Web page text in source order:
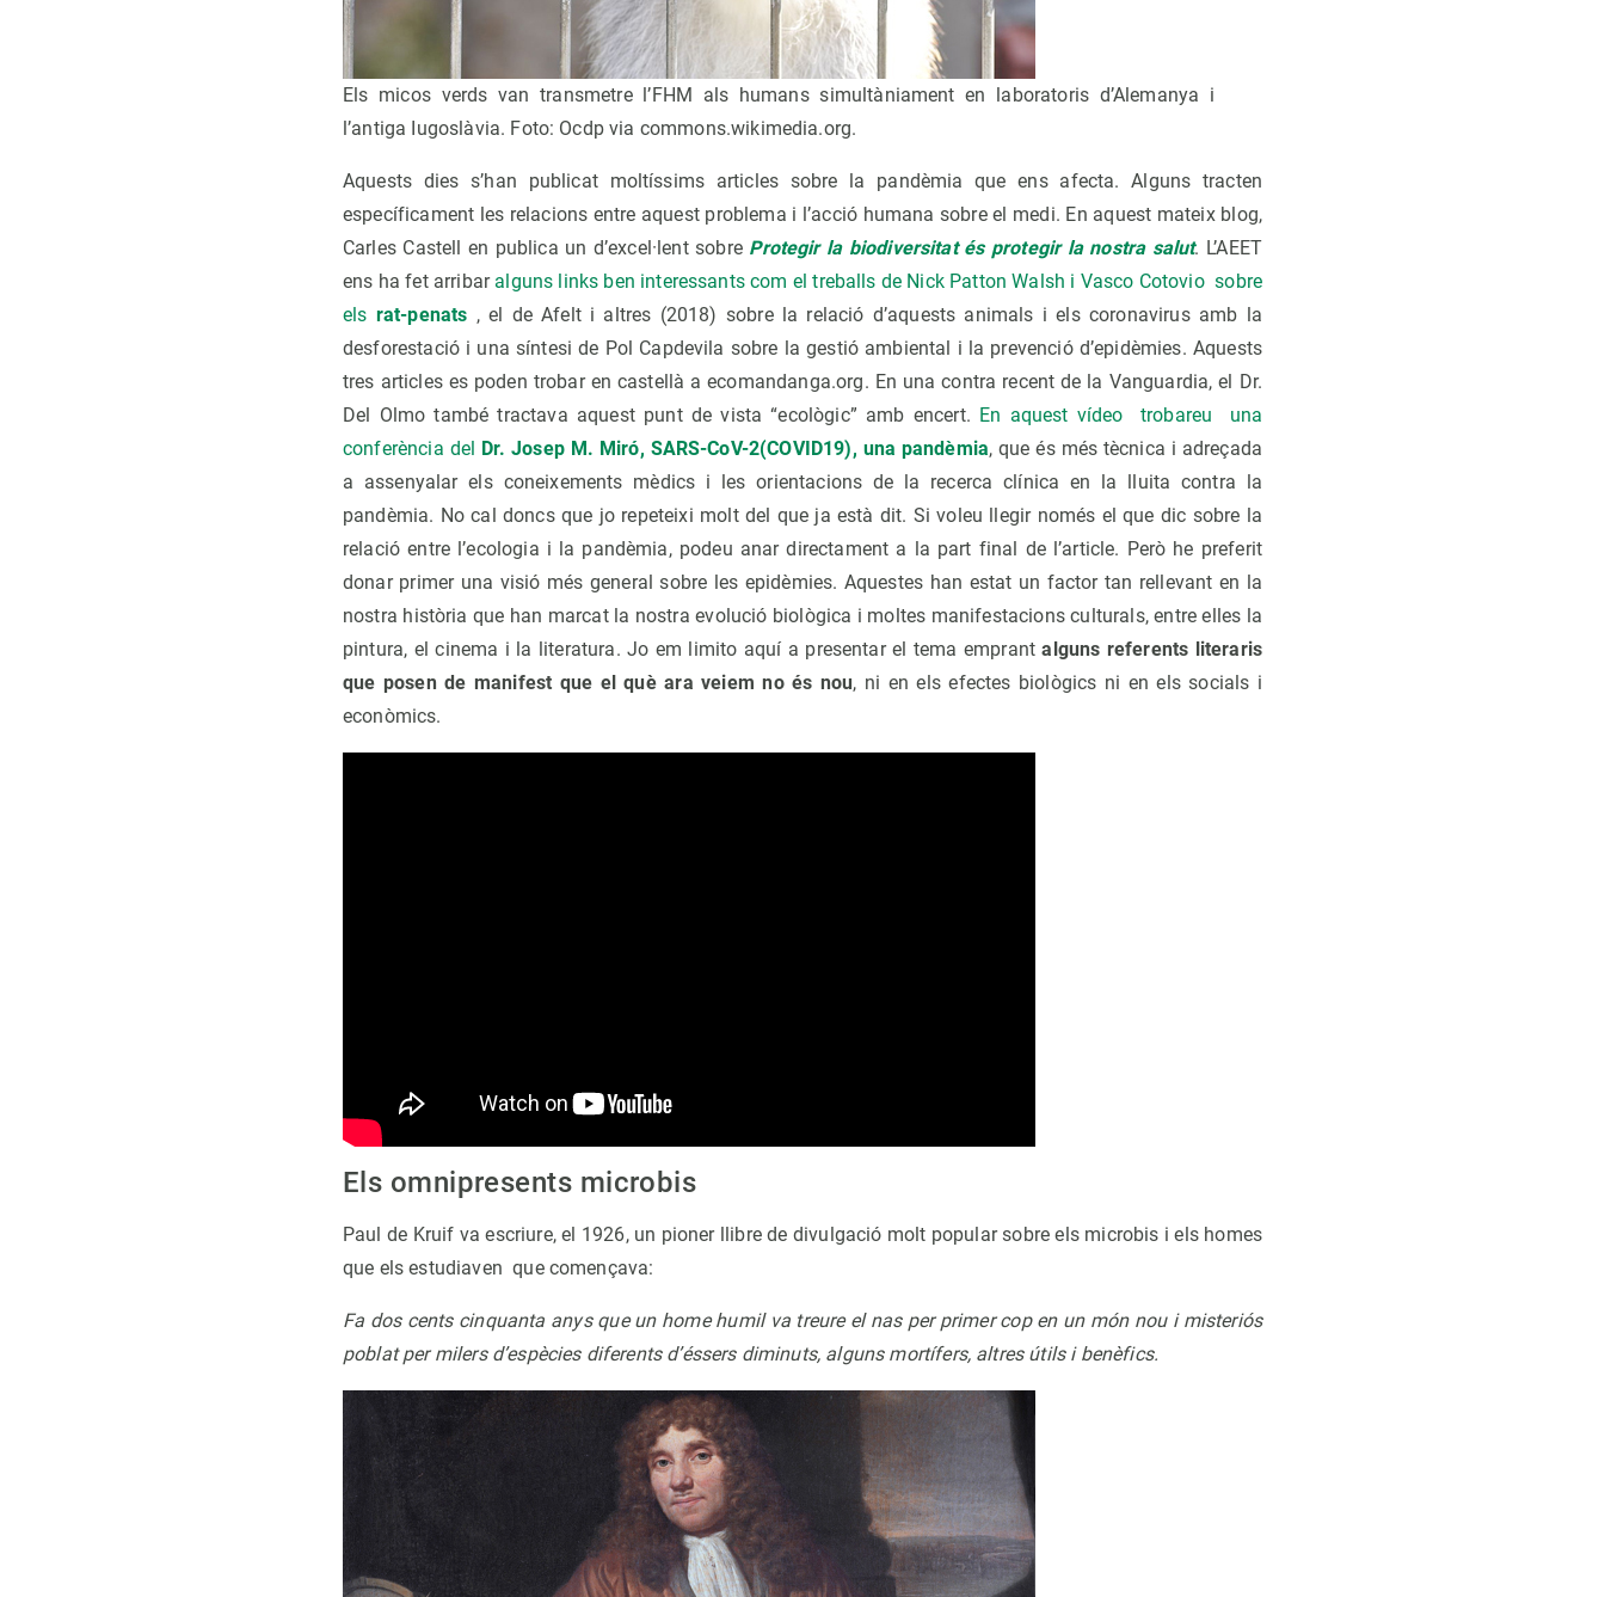
Els micos verds van transmetre l’FHM als humans simultàniament en laboratoris d’Alemanya i
l’antiga Iugoslàvia. Foto: Ocdp via commons.wikimedia.org.
Aquests dies s’han publicat moltíssims articles sobre la pandèmia que ens afecta. Alguns tracten
específicament les relacions entre aquest problema i l’acció humana sobre el medi. En aquest mateix blog,
Carles Castell en publica un d’excel·lent sobre Protegir la biodiversitat és protegir la nostra salut. L’AEET
ens ha fet arribar alguns links ben interessants com el treballs de Nick Patton Walsh i Vasco Cotovio sobre
els rat-penats , el de Afelt i altres (2018) sobre la relació d’aquests animals i els coronavirus amb la
desforestació i una síntesi de Pol Capdevila sobre la gestió ambiental i la prevenció d’epidèmies. Aquests
tres articles es poden trobar en castellà a ecomandanga.org. En una contra recent de la Vanguardia, el Dr.
Del Olmo també tractava aquest punt de vista “ecològic” amb encert. En aquest vídeo trobareu una
conferència del Dr. Josep M. Miró, SARS-CoV-2(COVID19), una pandèmia, que és més tècnica i adreçada
a assenyalar els coneixements mèdics i les orientacions de la recerca clínica en la lluita contra la
pandèmia. No cal doncs que jo repeteixi molt del que ja està dit. Si voleu llegir només el que dic sobre la
relació entre l’ecologia i la pandèmia, podeu anar directament a la part final de l’article. Però he preferit
donar primer una visió més general sobre les epidèmies. Aquestes han estat un factor tan rellevant en la
nostra història que han marcat la nostra evolució biològica i moltes manifestacions culturals, entre elles la
pintura, el cinema i la literatura. Jo em limito aquí a presentar el tema emprantalguns referents literaris
que posen de manifest que el què ara veiem no és nou, ni en els efectes biològics ni en els socials i
econòmics.
Els omnipresents microbis
Paul de Kruif va escriure, el 1926, un pioner llibre de divulgació molt popular sobre els microbis i els homes
que els estudiaven que començava:
Fa dos cents cinquanta anys que un home humil va treure el nas per primer cop en un món nou i misteriós
poblat per milers d’espècies diferents d’éssers diminuts, alguns mortífers, altres útils i benèfics.